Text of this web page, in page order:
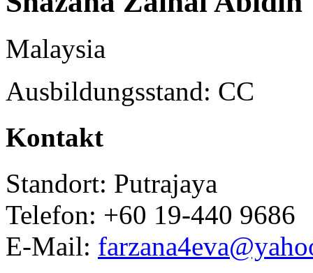
Malaysia
Ausbildungsstand: CC
Kontakt
Standort: Putrajaya
Telefon: +60 19-440 9686
E-Mail: